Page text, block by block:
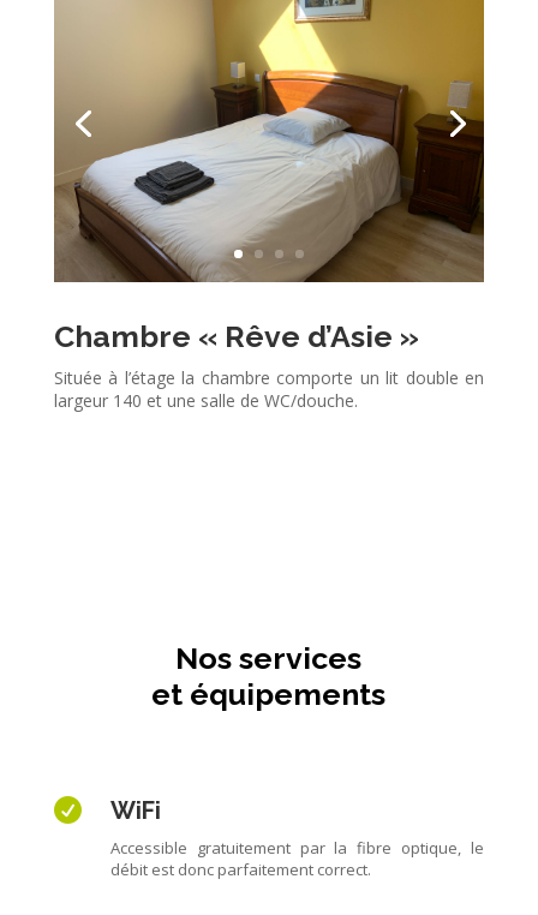
Chambre « Rêve d’Asie »
Située à l’étage la chambre comporte un lit double en
largeur 140 et une salle de WC/douche.
Nos services
et équipements
 WiFi
Accessible gratuitement parla fibre optique, le
débit est donc parfaitement correct.